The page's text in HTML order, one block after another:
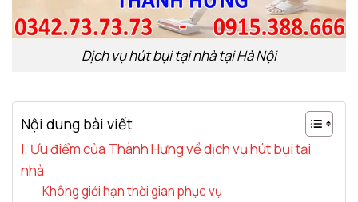
Dịch vụ hút bụi tại nhà tại Hà Nội
Nội dung bài viết
I. Ưu điểm của Thành Hưng về dịch vụ hút bụi tại
nhà
Không giới hạn thời gian phục vụ